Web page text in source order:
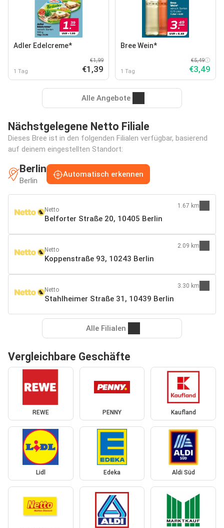
Adler Edelcreme*
1 Tag
€1,99
€1,39
Bree Wein*
1 Tag
€5,49
€3,49
Alle Angebote
Nächstgelegene Netto Filiale
Dieses Bree ist in den folgenden Filialen verfügbar, basierend
auf deinem eingestellten Standort:
Berlin
Berlin
Automatisch erkennen
Netto
Belforter Straße 20, 10405 Berlin
1.67 km
Netto
Koppenstraße 93, 10243 Berlin
2.09 km
Netto
Stahlheimer Straße 31, 10439 Berlin
3.30 km
Alle Filialen
Vergleichbare Geschäfte
REWE PENNY Kaufland
Lidl Edeka Aldi Süd